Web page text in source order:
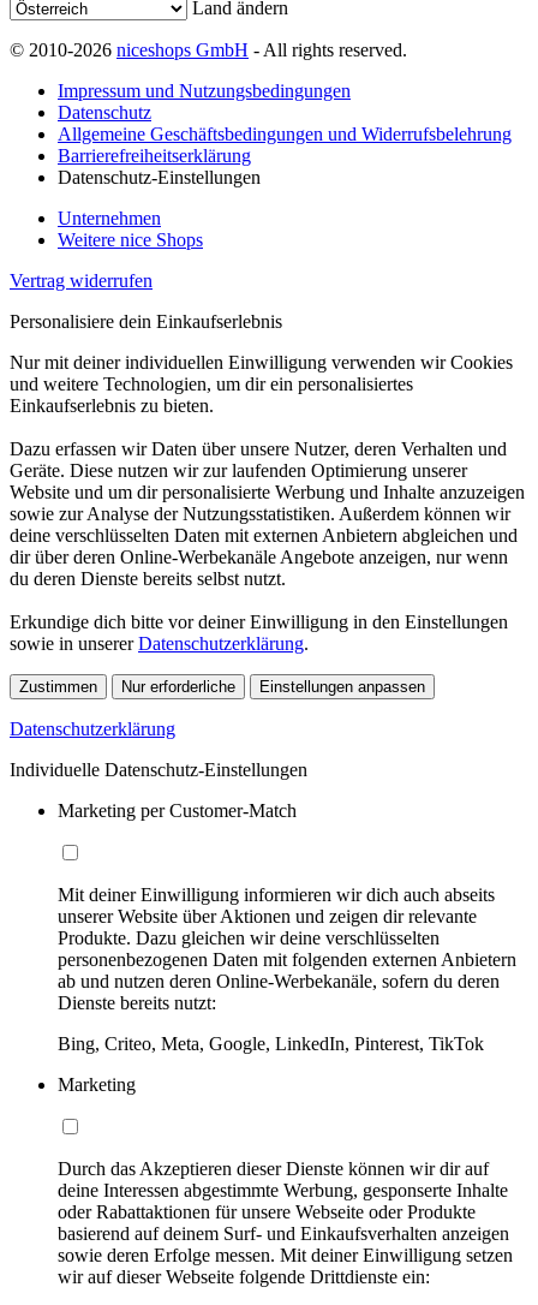
Land ändern
© 2010-2026 niceshops GmbH - All rights reserved.
Impressum und Nutzungsbedingungen
Datenschutz
Allgemeine Geschäftsbedingungen und Widerrufsbelehrung
Barrierefreiheitserklärung
Datenschutz-Einstellungen
Unternehmen
Weitere nice Shops
Vertrag widerrufen
Personalisiere dein Einkaufserlebnis
Nur mit deiner individuellen Einwilligung verwenden wir Cookies
und weitere Technologien, um dir ein personalisiertes
Einkaufserlebnis zu bieten.
Dazu erfassen wir Daten über unsere Nutzer, deren Verhalten und
Geräte. Diese nutzen wir zur laufenden Optimierung unserer
Website und um dir personalisierte Werbung und Inhalte anzuzeigen
sowie zur Analyse der Nutzungsstatistiken. Außerdem können wir
deine verschlüsselten Daten mit externen Anbietern abgleichen und
dir über deren Online-Werbekanäle Angebote anzeigen, nur wenn
du deren Dienste bereits selbst nutzt.
Erkundige dich bitte vor deiner Einwilligung in den Einstellungen
sowie in unsererDatenschutzerklärung.
Zustimmen Nur erforderliche Einstellungen anpassen
Datenschutzerklärung
Individuelle Datenschutz-Einstellungen
Marketing per Customer-Match
Mit deiner Einwilligung informieren wir dich auch abseits
unserer Website über Aktionen und zeigen dir relevante
Produkte. Dazu gleichen wir deine verschlüsselten
personenbezogenen Daten mit folgenden externen Anbietern
ab und nutzen deren Online-Werbekanäle, sofern du deren
Dienste bereits nutzt:
Bing, Criteo, Meta, Google, LinkedIn, Pinterest, TikTok
Marketing
Durch das Akzeptieren dieser Dienste können wir dir auf
deine Interessen abgestimmte Werbung, gesponserte Inhalte
oder Rabattaktionen für unsere Webseite oder Produkte
basierend auf deinem Surf- und Einkaufsverhalten anzeigen
sowie deren Erfolge messen. Mit deiner Einwilligung setzen
wir auf dieser Webseite folgende Drittdienste ein: